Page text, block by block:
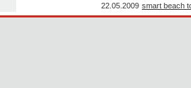
22.05.2009 smart beach